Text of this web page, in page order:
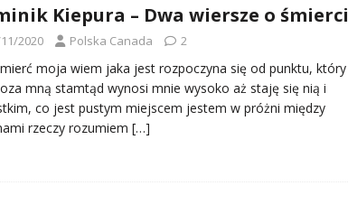
Kiepura – Dwa wiersze o śmierci
2020 Polska Canada 2
moja wiem jaka jest rozpoczyna się od punktu, który
mną stamtąd wynosi mnie wysoko aż staję się nią i
co jest pustym miejscem jestem w próżni między
rzeczy rozumiem […]